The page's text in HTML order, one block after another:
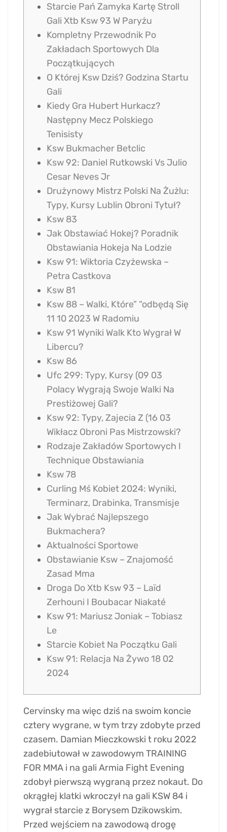
Starcie Pań Zamyka Kartę Stroll
Gali Xtb Ksw 93 W Paryżu
Kompletny Przewodnik Po
Zakładach Sportowych Dla
Początkujących
O Której Ksw Dziś? Godzina Startu
Gali
Kiedy Gra Hubert Hurkacz?
Następny Mecz Polskiego
Tenisisty
Ksw Bukmacher Betclic
Ksw 92: Daniel Rutkowski Vs Julio
Cesar Neves Jr
Drużynowy Mistrz Polski Na Żużlu:
Typy, Kursy Lublin Obroni Tytuł?
Ksw 83
Jak Obstawiać Hokej? Poradnik
Obstawiania Hokeja Na Lodzie
Ksw 91: Wiktoria Czyżewska –
Petra Castkova
Ksw 81
Ksw 88 – Walki, Które” “odbędą Się
11 10 2023 W Radomiu
Ksw 91 Wyniki Walk Kto Wygrał W
Libercu?
Ksw 86
Ufc 299: Typy, Kursy (09 03
Polacy Wygrają Swoje Walki Na
Prestiżowej Gali?
Ksw 92: Typy, Zajecia Z (16 03
Wikłacz Obroni Pas Mistrzowski?
Rodzaje Zakładów Sportowych I
Technique Obstawiania
Ksw 78
Curling Mś Kobiet 2024: Wyniki,
Terminarz, Drabinka, Transmisje
Jak Wybrać Najlepszego
Bukmachera?
Aktualności Sportowe
Obstawianie Ksw – Znajomość
Zasad Mma
Droga Do Xtb Ksw 93 – Laïd
Zerhouni I Boubacar Niakaté
Ksw 91: Mariusz Joniak – Tobiasz
Le
Starcie Kobiet Na Początku Gali
Ksw 91: Relacja Na Żywo 18 02
2024
Cervinsky ma więc dziś na swoim koncie
cztery wygrane, w tym trzy zdobyte przed
czasem. Damian Mieczkowski t roku 2022
zadebiutował w zawodowym TRAINING
FOR MMA i na gali Armia Fight Evening
zdobył pierwszą wygraną przez nokaut. Do
okrągłej klatki wkroczył na gali KSW 84 i
wygrał starcie z Borysem Dzikowskim.
Przed wejściem na zawodową drogę